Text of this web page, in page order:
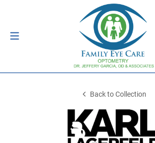
Back to Collection